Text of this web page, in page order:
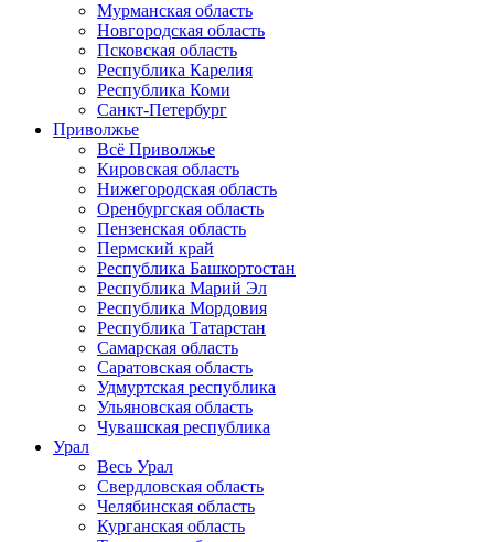
Мурманская область
Новгородская область
Псковская область
Республика Карелия
Республика Коми
Санкт-Петербург
Приволжье
Всё Приволжье
Кировская область
Нижегородская область
Оренбургская область
Пензенская область
Пермский край
Республика Башкортостан
Республика Марий Эл
Республика Мордовия
Республика Татарстан
Самарская область
Саратовская область
Удмуртская республика
Ульяновская область
Чувашская республика
Урал
Весь Урал
Свердловская область
Челябинская область
Курганская область